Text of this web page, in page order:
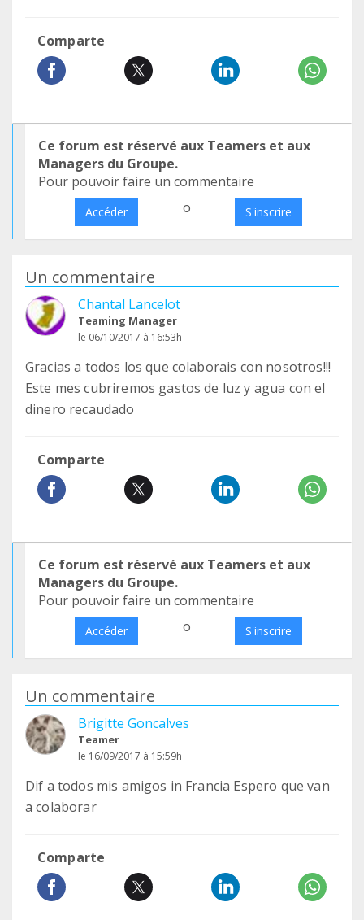
Comparte
Ce forum est réservé aux Teamers et aux
Managers du Groupe.
Pour pouvoir faire un commentaire
Accéder o S'inscrire
Un commentaire
Chantal Lancelot
Teaming Manager
le 06/10/2017 à 16:53h
Gracias a todos los que colaborais con nosotros!!!
Este mes cubriremos gastos de luz y agua con el
dinero recaudado
Comparte
Ce forum est réservé aux Teamers et aux
Managers du Groupe.
Pour pouvoir faire un commentaire
Accéder o S'inscrire
Un commentaire
Brigitte Goncalves
Teamer
le 16/09/2017 à 15:59h
Dif a todos mis amigos in Francia Espero que van
a colaborar
Comparte